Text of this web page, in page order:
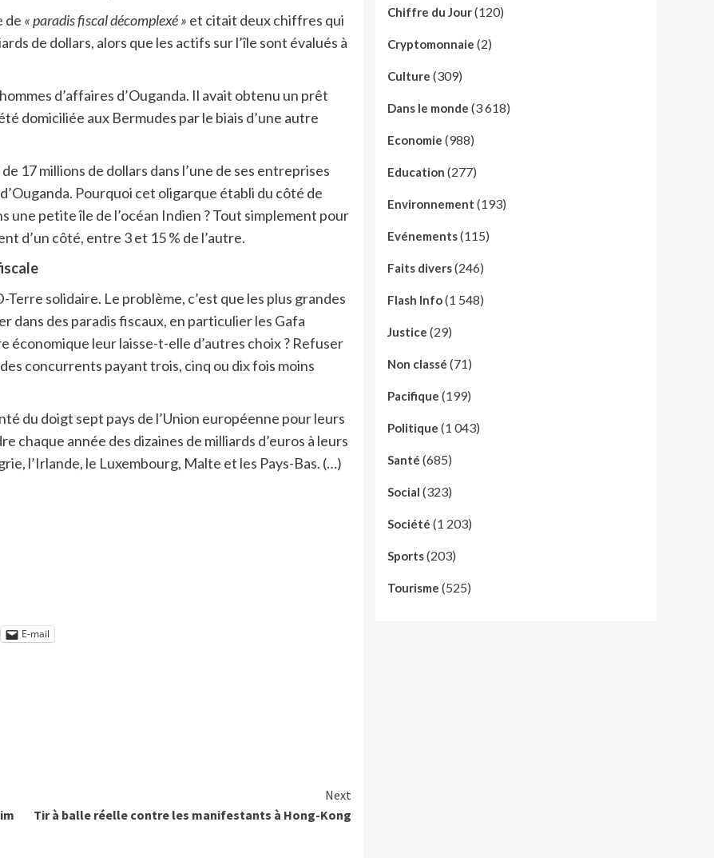
de « paradis fiscal décomplexé » et citait deux chiffres qui
de dollars, alors que les actifs sur l’île sont évalués à
d’affaires d’Ouganda. Il avait obtenu un prêt
domiciliée aux Bermudes par le biais d’une autre
17 millions de dollars dans l’une de ses entreprises
Pourquoi cet oligarque établi du côté de
une petite île de l’océan Indien ? Tout simplement pour
d’un côté, entre 3 et 15 % de l’autre.
solidaire. Le problème, c’est que les plus grandes
dans des paradis fiscaux, en particulier les Gafa
économique leur laisse-t-elle d’autres choix ? Refuser
concurrents payant trois, cinq ou dix fois moins
du doigt sept pays de l’Union européenne pour leurs
chaque année des dizaines de milliards d’euros à leurs
l’Irlande, le Luxembourg, Malte et les Pays-Bas. (…)
E-mail
Next
Tir à balle réelle contre les manifestants à Hong-Kong
Chiffre du Jour(120)
Cryptomonnaie (2)
Culture (309)
Dans le monde (3 618)
Economie (988)
Education (277)
Environnement (193)
Evénements(115)
Faits divers(246)
Flash Info(1 548)
Justice (29)
Non classé (71)
Pacifique (199)
Politique (1 043)
Santé (685)
Social (323)
Société (1 203)
Sports(203)
Tourisme (525)